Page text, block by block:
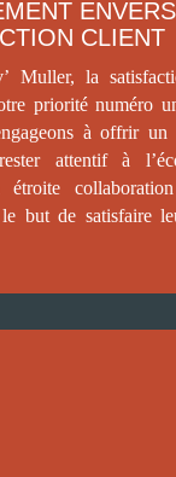
CLIENT
Muller, la
priorité numéro
à offrir un
attentif à
étroite
but de satisfaire